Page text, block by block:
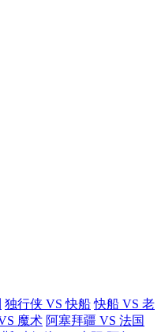
独行侠 VS 快船 快船 VS 老
魔术 阿塞拜疆 VS 法国